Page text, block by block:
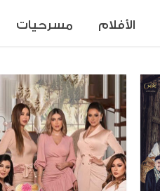
الأفلام مسرحيات